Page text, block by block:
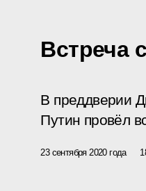
Встреча
В преддверии
Путин провёл
23 сентября 2020 года